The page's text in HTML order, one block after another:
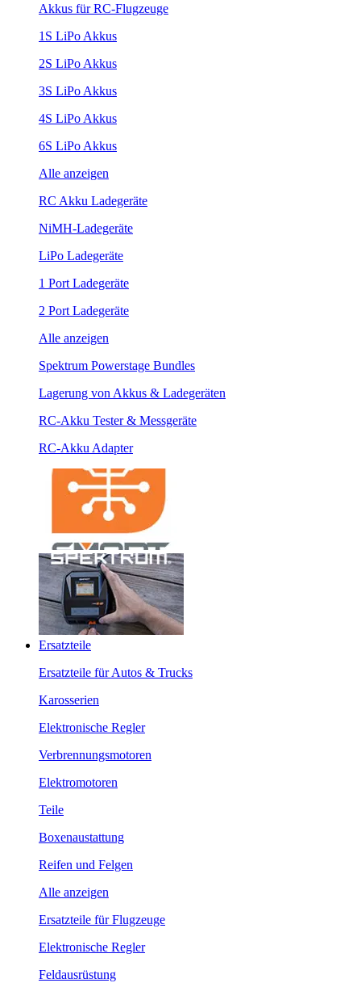
Akkus für RC-Flugzeuge
1S LiPo Akkus
2S LiPo Akkus
3S LiPo Akkus
4S LiPo Akkus
6S LiPo Akkus
Alle anzeigen
RC Akku Ladegeräte
NiMH-Ladegeräte
LiPo Ladegeräte
1 Port Ladegeräte
2 Port Ladegeräte
Alle anzeigen
Spektrum Powerstage Bundles
Lagerung von Akkus & Ladegeräten
RC-Akku Tester & Messgeräte
RC-Akku Adapter
Ersatzteile
Ersatzteile für Autos & Trucks
Karosserien
Elektronische Regler
Verbrennungsmotoren
Elektromotoren
Teile
Boxenaustattung
Reifen und Felgen
Alle anzeigen
Ersatzteile für Flugzeuge
Elektronische Regler
Feldausrüstung